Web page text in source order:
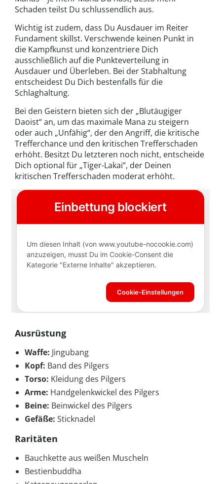
Schaden teilst Du schlussendlich aus.
Wichtig ist zudem, dass Du Ausdauer im Reiter
Fundament skillst. Verschwende keinen Punkt in
die Kampfkunst und konzentriere Dich
ausschließlich auf die Punkteverteilung in
Ausdauer und Überleben. Bei der Stabhaltung
entscheidest Du Dich bestenfalls für die
Schlaghaltung.
Bei den Geistern bieten sich der „Blutäugiger
Daoist“ an, um das maximale Mana zu steigern
oder auch „Unfähig“, der den Angriff, die kritische
Trefferchance und den kritischen Trefferschaden
erhöht. Besitzt Du letzteren noch nicht, entscheide
Dich optional für „Tiger-Lakai“, der Deinen
kritischen Trefferschaden moderat erhöht.
Ausrüstung
Waffe: Jingubang
Kopf: Band des Pilgers
Torso: Kleidung des Pilgers
Arme: Handgelenkwickel des Pilgers
Beine: Beinwickel des Pilgers
Gefäße: Sticknadel
Raritäten
Bauchkette aus weißen Muscheln
Bestienbuddha